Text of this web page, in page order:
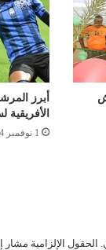
أبرز
الأفريقية
1 نوفمبر 2024
الحقول الإلزامية مشار